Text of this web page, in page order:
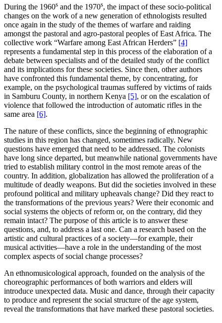
During the 1960s and the 1970s, the impact of these socio-political
changes on the work of a new generation of ethnologists resulted
once again in the study of the themes of warfare and raiding
amongst the pastoral and agro-pastoral peoples of East Africa. The
collective work “Warfare among East African Herders” [4]
represents a fundamental step in this process of the elaboration of a
debate between specialists and of the detailed study of the conflict
and its implications for these societies. Since then, other authors
have confronted this fundamental theme, by concentrating, for
example, on the psychological traumas suffered by victims of raids
in Samburu County, in northern Kenya [5], or on the escalation of
violence that followed the introduction of automatic rifles in the
same area [6].
The nature of these conflicts, since the beginning of ethnographic
studies in this region has changed, sometimes radically. New
questions have emerged that need to be addressed. The colonists
have long since departed, but meanwhile national governments have
tried to establish military control in the most remote areas of the
country. In addition, globalization has allowed the proliferation of a
multitude of deadly weapons. But did the societies involved in these
profound political and military upheavals change? Did they react to
the transformations of the previous years? Were their economic and
social systems the objects of reform or, on the contrary, did they
remain intact? The purpose of this article is to answer these
questions, and, to address a last one. Can a research based on the
artistic and cultural practices of a society—for example, their
musical activities—have a role in the understanding of the most
complex aspects of social change processes?
An ethnomusicological approach, founded on the analysis of the
choreographic performances of both warriors and elders will
introduce unexpected data. Music and dance, through their capacity
to produce and represent the social structure of the age system,
reveal the transformations that have marked these pastoral societies.